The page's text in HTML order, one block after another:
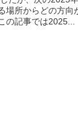
場所からどの方向
の記事では2025...